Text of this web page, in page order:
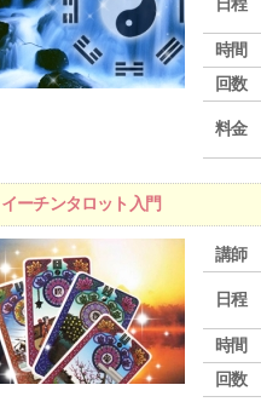
日程
時間
回数
料金
イーチンタロット入門
講師
日程
時間
回数